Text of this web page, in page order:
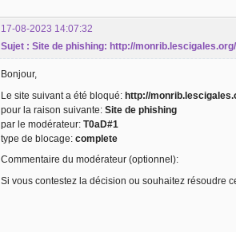
17-08-2023 14:07:32
Sujet : Site de phishing: http://monrib.lescigales.org/
Bonjour,
Le site suivant a été bloqué: http://
pour la raison suivante: Site de phishing
par le modérateur: T0aD#1
type de blocage: complete
Commentaire du modérateur (optionnel):
Si vous contestez la décision ou souhaitez résoudre